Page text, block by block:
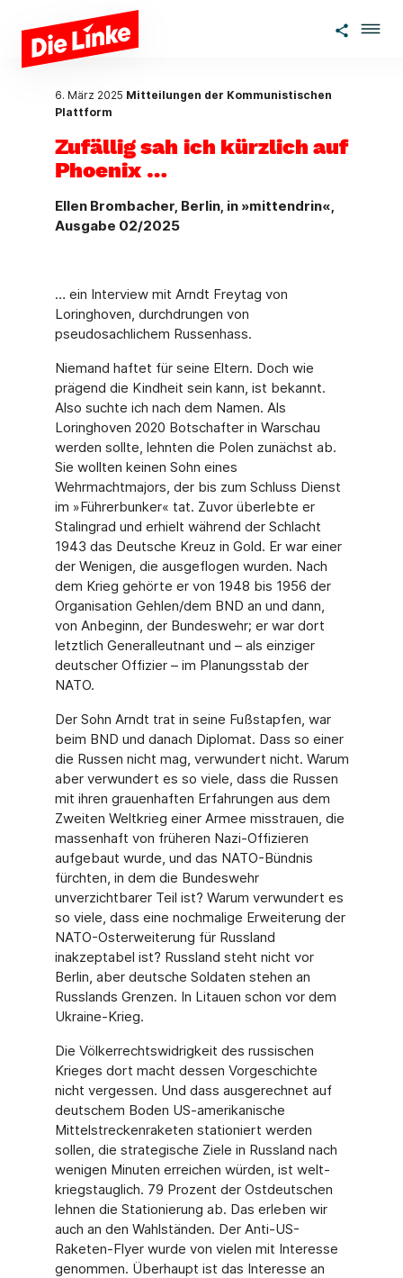
Zum Hauptinhalt springen
6. März 2025 Mitteilungen der Kommunistischen
Plattform
Zufällig sah ich kürzlich auf
Phoenix …
Ellen Brombacher, Berlin, in »mittendrin«,
Ausgabe 02/2025
… ein Interview mit Arndt Freytag von
Loringhoven, durchdrungen von
pseudosachlichem Russenhass.
Niemand haftet für seine Eltern. Doch wie
prägend die Kindheit sein kann, ist bekannt.
Also suchte ich nach dem Namen. Als
Loringhoven 2020 Bot­schafter in Warschau
werden sollte, lehnten die Polen zunächst ab.
Sie woll­ten keinen Sohn eines
Wehrmachtmajors, der bis zum Schluss Dienst
im »Führerbunker« tat. Zuvor überlebte er
Stalingrad und erhielt während der Schlacht
1943 das Deutsche Kreuz in Gold. Er war einer
der Wenigen, die ausgeflogen wurden. Nach
dem Krieg gehörte er von 1948 bis 1956 der
Organisation Gehlen/dem BND an und dann,
von Anbeginn, der Bundes­wehr; er war dort
letztlich Generalleutnant und – als einziger
deutscher Offi­zier – im Planungsstab der
NATO.
Der Sohn Arndt trat in seine Fußstapfen, war
beim BND und danach Diplo­mat. Dass so einer
die Russen nicht mag, verwundert nicht. Warum
aber verwundert es so viele, dass die Russen
mit ihren grauenhaften Erfahrungen aus dem
Zweiten Weltkrieg einer Armee misstrauen, die
massenhaft von frü­heren Nazi-Offizieren
aufgebaut wurde, und das NATO-Bündnis
fürchten, in dem die Bundeswehr
unverzichtbarer Teil ist? Warum verwundert es
so viele, dass eine nochmalige Erweiterung der
NATO-Osterweiterung für Russland
inakzeptabel ist? Russland steht nicht vor
Berlin, aber deutsche Soldaten stehen an
Russlands Grenzen. In Litauen schon vor dem
Ukraine-Krieg.
Die Völkerrechtswidrigkeit des russischen
Krieges dort macht dessen Vorge­schichte
nicht vergessen. Und dass ausgerechnet auf
deutschem Boden US-amerikanische
Mittelstreckenraketen stationiert werden
sollen, die strategi­sche Ziele in Russland nach
wenigen Minuten erreichen würden, ist welt­
kriegstauglich. 79 Prozent der Ostdeutschen
lehnen die Stationierung ab. Das erleben wir
auch an den Wahlständen. Der Anti-US-
Raketen-Flyer wurde von vielen mit Interesse
genommen. Überhaupt ist das Interesse an